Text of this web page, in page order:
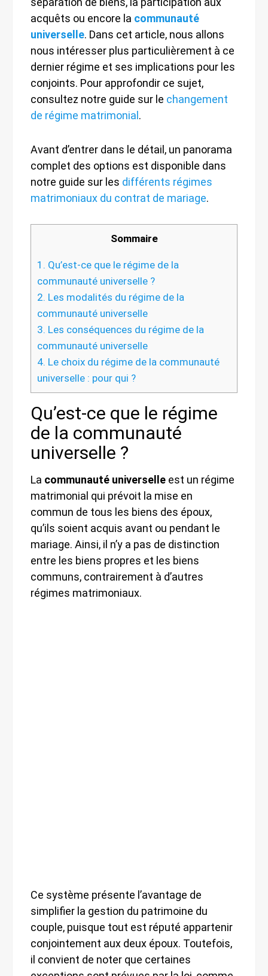
acquêts ou encore la communauté
universelle. Dans cet article, nous allons
nous intéresser plus particulièrement à ce
dernier régime et ses implications pour les
conjoints. Pour approfondir ce sujet,
consultez notre guide sur le changement
de régime matrimonial.
Avant d’entrer dans le détail, un panorama
complet des options est disponible dans
notre guide sur les différents régimes
matrimoniaux du contrat de mariage.
Sommaire
1. Qu’est-ce que le régime de la
communauté universelle ?
2. Les modalités du régime de la
communauté universelle
3. Les conséquences du régime de la
communauté universelle
4. Le choix du régime de la communauté
universelle : pour qui ?
Qu’est-ce que le régime
de la communauté
universelle ?
La communauté universelle est un régime
matrimonial qui prévoit la mise en
commun de tous les biens des époux,
qu’ils soient acquis avant ou pendant le
mariage. Ainsi, il n’y a pas de distinction
entre les biens propres et les biens
communs, contrairement à d’autres
régimes matrimoniaux.
Ce système présente l’avantage de
simplifier la gestion du patrimoine du
couple, puisque tout est réputé appartenir
conjointement aux deux époux. Toutefois,
il convient de noter que certaines